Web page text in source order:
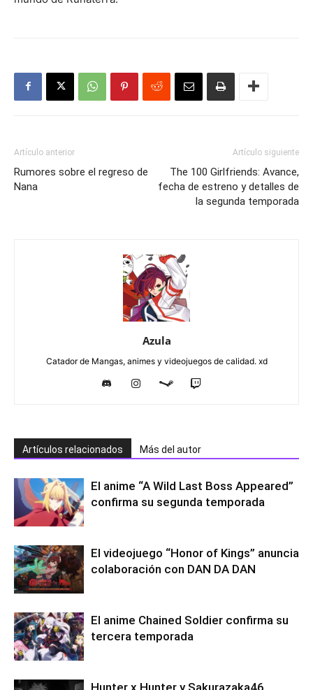
Artículo anterior
Rumores sobre el regreso de
Nana
Artículo siguiente
The 100 Girlfriends: Avance,
fecha de estreno y detalles de
la segunda temporada
Azula
Catador de Mangas, animes y videojuegos de calidad. xd
Artículos relacionados Más del autor
El anime “A Wild Last Boss Appeared”
confirma su segunda temporada
El videojuego “Honor of Kings” anuncia
colaboración con DAN DA DAN
El anime Chained Soldier confirma su
tercera temporada
Hunter x Hunter y Sakurazaka46